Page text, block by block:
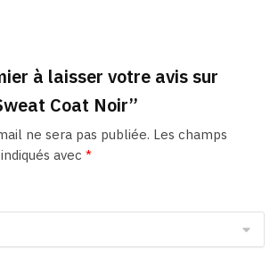
à laisser votre avis sur
Coat Noir”
ne sera pas publiée. Les champs
avec *